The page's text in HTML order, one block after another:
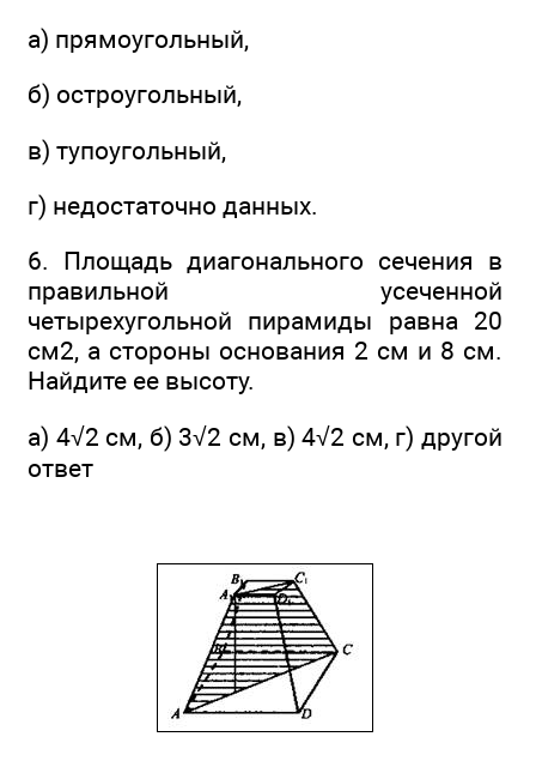
а) прямоугольный,
б) остроугольный,
в) тупоугольный,
г) недостаточно данных.
6. Площадь диагонального сечения в
правильной усеченной
четырехугольной пирамиды равна 20
см2, а стороны основания 2 см и 8 см.
Найдите ее высоту.
а) 4√2 см, б) 3√2 см, в) 4√2 см, г) другой
ответ